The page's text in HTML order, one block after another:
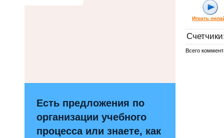
Есть предложения по
организации учебного
процесса или знаете, как
Играть
Счетчики
Всего